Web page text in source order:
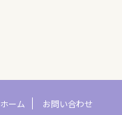
ホーム お問い合わせ